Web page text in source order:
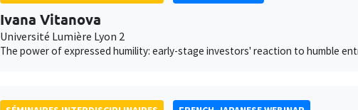
Ivana Vitanova
Université Lumière Lyon 2
The power of expressed humility: early-stage investors' reaction to humble